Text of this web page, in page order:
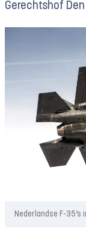
Gerechtshof
Nederlandse F-